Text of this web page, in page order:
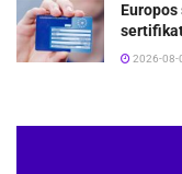
2026-08-